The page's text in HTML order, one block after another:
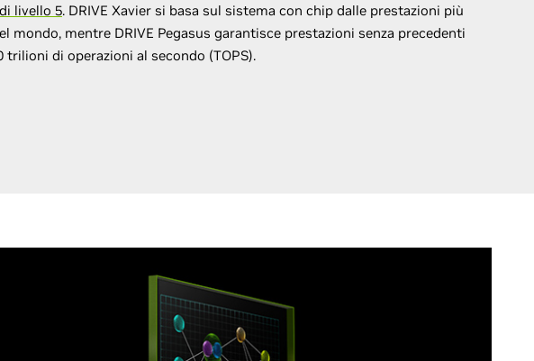
di livello 5. DRIVE Xavier si basa sul sistema con chip dalle prestazioni più
mondo, mentre DRIVE Pegasus garantisce prestazioni senza precedenti
trilioni di operazioni al secondo (TOPS).